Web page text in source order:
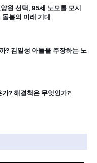
원 선택, 95세 노모를 모시
봄의 미래 기대
? 김일성 아들을 주장하는 노
? 해결책은 무엇인가?